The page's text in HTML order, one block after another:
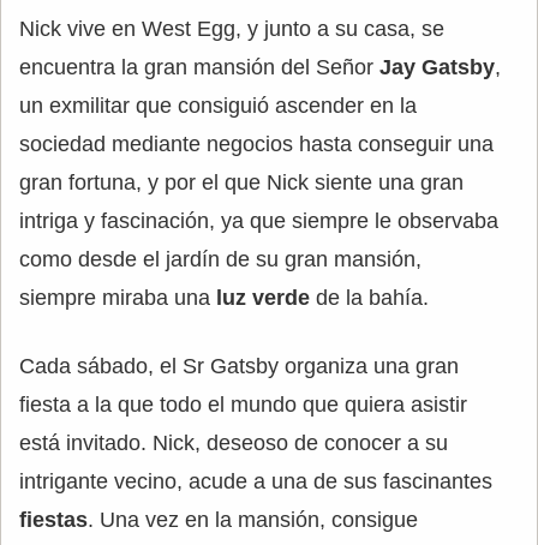
Nick vive en West Egg, y junto a su casa, se
encuentra la gran mansión del Señor Jay Gatsby,
un exmilitar que consiguió ascender en la
sociedad mediante negocios hasta conseguir una
gran fortuna, y por el que Nick siente una gran
intriga y fascinación, ya que siempre le observaba
como desde el jardín de su gran mansión,
siempre miraba una luz verde de la bahía.
Cada sábado, el Sr Gatsby organiza una gran
fiesta a la que todo el mundo que quiera asistir
está invitado. Nick, deseoso de conocer a su
intrigante vecino, acude a una de sus fascinantes
fiestas. Una vez en la mansión, consigue